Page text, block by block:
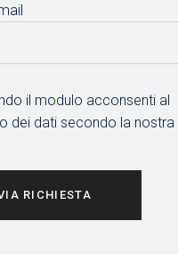
il modulo acconsenti al
dei dati secondo la nostra
RICHIESTA